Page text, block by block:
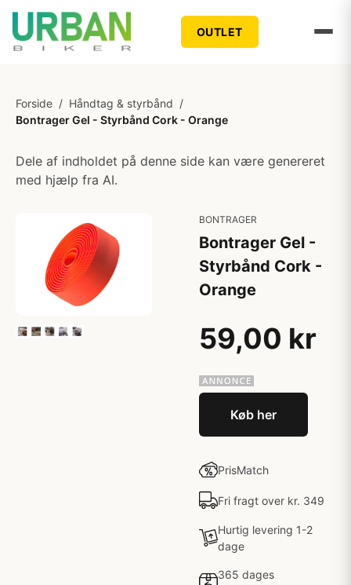
OUTLET
Forside / Håndtag & styrbånd /
Bontrager Gel - Styrbånd Cork - Orange
Dele af indholdet på denne side kan være genereret
med hjælp fra AI.
BONTRAGER
Bontrager Gel -
Styrbånd Cork -
Orange
59,00 kr
Køb her
PrisMatch
Fri fragt over kr. 349
Hurtig levering 1-2
dage
365 dages